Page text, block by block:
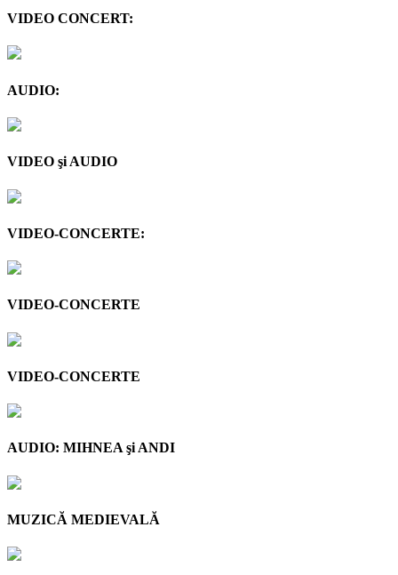
VIDEO CONCERT:
AUDIO:
VIDEO şi AUDIO
VIDEO-CONCERTE:
VIDEO-CONCERTE
VIDEO-CONCERTE
AUDIO: MIHNEA şi ANDI
MUZICĂ MEDIEVALĂ